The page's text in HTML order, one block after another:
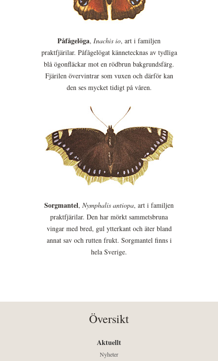
Påfågelöga, Inachis io, art i familjen
praktfjärilar. Påfågelögat kännetecknas av tydliga
blå ögonfläckar mot en rödbrun bakgrundsfärg.
Fjärilen övervintrar som vuxen och därför kan
den ses mycket tidigt på våren.
Sorgmantel, Nymphalis antiopa, art i familjen
praktfjärilar. Den har mörkt sammetsbruna
vingar med bred, gul ytterkant och äter bland
annat sav och rutten frukt. Sorgmantel finns i
hela Sverige.
Översikt
Aktuellt
Nyheter